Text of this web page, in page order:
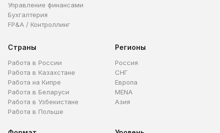
Управление финансами
Бухгалтерия
FP&A / Контроллинг
Страны
Работа в России
Работа в Казахстане
Работа на Кипре
Работа в Беларуси
Работа в Узбекистане
Работа в Польше
Регионы
Россия
СНГ
Европа
MENA
Азия